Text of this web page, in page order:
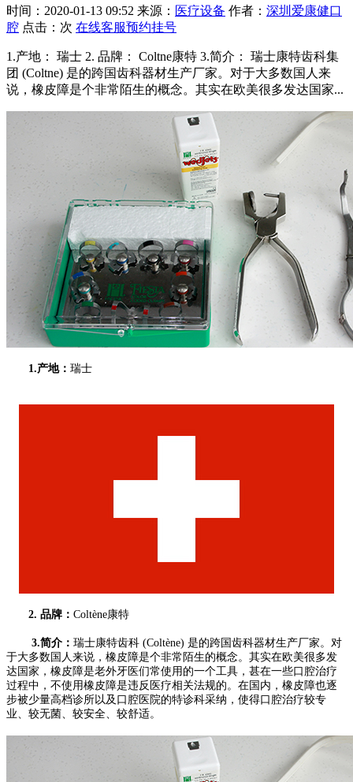
时间：2020-01-13 09:52 来源： 医疗设备 作者： 深圳爱康健口
腔 点击： 次 在线客服预约挂号
1.产地： 瑞士 2. 品牌： Coltne康特 3.简介： 瑞士康特齿科集
团 (Coltne) 是的跨国齿科器材生产厂家。对于大多数国人来
说，橡皮障是个非常陌生的概念。其实在欧美很多发达国家...
1.产地： 瑞士
2. 品牌： Coltène康特
3.简介： 瑞士康特齿科 (Coltène) 是的跨国齿科器材生产厂家。对
于大多数国人来说，橡皮障是个非常陌生的概念。其实在欧美很多发
达国家，橡皮障是老外牙医们常使用的一个工具，甚在一些口腔治疗
过程中，不使用橡皮障是违反医疗相关法规的。在国内，橡皮障也逐
步被少量高档诊所以及口腔医院的特诊科采纳，使得口腔治疗较专
业、较无菌、较安全、较舒适。